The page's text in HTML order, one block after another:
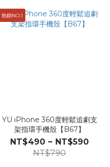
熱銷NO.1
YU iPhone 360度輕鬆追劇支
架指環手機殼【B67】
NT$490 ~ NT$590
NT$790